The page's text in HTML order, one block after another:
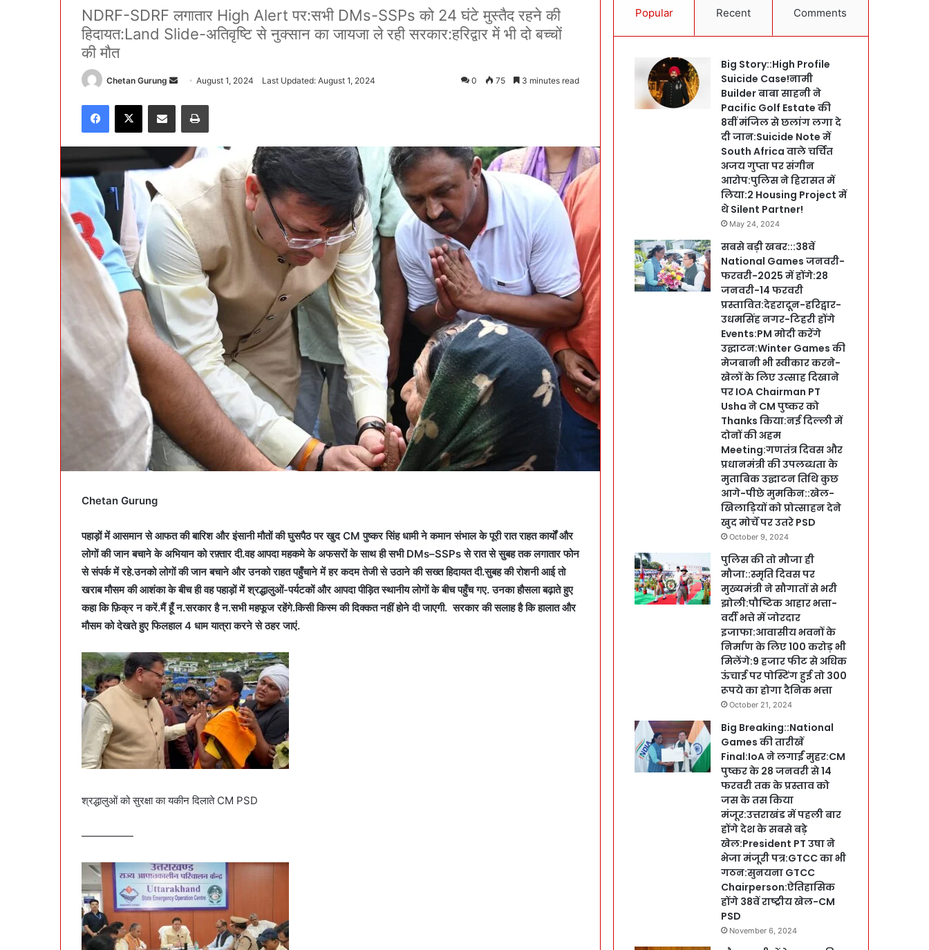
NDRF-SDRF लगातार High Alert पर:सभी DMs-SSPs को 24 घंटे मुस्तैद रहने की
हिदायत:Land Slide-अतिवृष्टि से नुक्सान का जायजा ले रही सरकार:हरिद्वार में भी दो बच्चों
की मौत
Chetan Gurung
d
a
n
a
i
l
August 1, 2024 Last Updated: August 1, 2024 0 75 3 minutes read
Chetan Gurung
पहाड़ों में आसमान से आफत की बारिश और इंसानी मौतों की घुसपैठ पर खुदCM पुष्कर सिंह धामी ने कमान संभाल के पूरी रात राहत कार्यों और
लोगों की जान बचाने के अभियान को रफ़्तार दी.वह आपदा महकमे के अफसरों के साथ ही सभीDMs–SSPsसे रात से सुबह तक लगातार फोन
से संपर्क में रहे.उनको लोगों की जान बचाने और उनको राहत पहुँचाने में हर कदम तेजी से उठाने की सख्त हिदायत दी.सुबह की रोशनी आई तो
खराब मौसम की आशंका के बीच ही वह पहाड़ों में श्रद्धालुओं-पर्यटकों और आपदा पीड़ित स्थानीय लोगों के बीच पहुँच गए. उनका हौसला बढ़ाते हुए
कहा कि फ़िक्र न करें.मैं हूँ न.सरकार है न.सभी महफूज रहेंगे.किसी किस्म की दिक्कत नहीं होने दी जाएगी. सरकार की सलाह है कि हालात और
मौसम को देखते हुए फिलहाल 4 धाम यात्रा करने से ठहर जाएं.
श्रद्धालुओं को सुरक्षा का यकीन दिलाते CM PSD
—————
Popular Recent Comments
Big Story::High Profile
Suicide Case!नामी
Builder बाबा साहनी ने
Pacific Golf Estate की
8वीं मंजिल से छलांग लगा दे
दी जान:Suicide Note में
South Africa वाले चर्चित
अजय गुप्ता पर संगीन
आरोप:पुलिस ने हिरासत में
लिया:2 Housing Project में
थे Silent Partner!
May 24, 2024
सबसे बड़ी खबर:::38वें
National Games जनवरी-
फरवरी-2025 में होंगे:28
जनवरी-14 फरवरी
प्रस्तावित:देहरादून-हरिद्वार-
उधमसिंह नगर-टिहरी होंगे
Events:PM मोदी करेंगे
उद्घाटन:Winter Games की
मेजबानी भी स्वीकार करने-
खेलों के लिए उत्साह दिखाने
पर IOA Chairman PT
Usha ने CM पुष्कर को
Thanks किया:नई दिल्ली में
दोनों की अहम
Meeting:गणतंत्र दिवस और
प्रधानमंत्री की उपलब्धता के
मुताबिक उद्घाटन तिथि कुछ
आगे-पीछे मुमकिन::खेल-
खिलाड़ियों को प्रोत्साहन देने
खुद मोर्चे पर उतरे PSD
October 9, 2024
पुलिस की तो मौजा ही
मौजा::स्मृति दिवस पर
मुख्यमंत्री ने सौगातों से भरी
झोली:पौष्टिक आहार भत्ता-
वर्दी भत्ते में जोरदार
इजाफा:आवासीय भवनों के
निर्माण के लिए 100 करोड़ भी
मिलेंगे:9 हजार फीट से अधिक
ऊंचाई पर पोस्टिंग हुई तो 300
रूपये का होगा दैनिक भत्ता
October 21, 2024
Big Breaking::National
Games की तारीखें
Final:IoA ने लगाईं मुहर:CM
पुष्कर के 28 जनवरी से 14
फरवरी तक के प्रस्ताव को
जस के तस किया
मंजूर:उत्तराखंड में पहली बार
होंगे देश के सबसे बड़े
खेल:President PT उषा ने
भेजा मंजूरी पत्र:GTCC का भी
गठन:सुनयना GTCC
Chairperson:ऐतिहासिक
होंगे 38वें राष्ट्रीय खेल-CM
PSD
November 6, 2024